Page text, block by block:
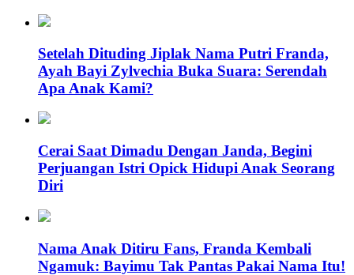
Setelah Dituding Jiplak Nama Putri Franda,
Ayah Bayi Zylvechia Buka Suara: Serendah
Apa Anak Kami?
Cerai Saat Dimadu Dengan Janda, Begini
Perjuangan Istri Opick Hidupi Anak Seorang
Diri
Nama Anak Ditiru Fans, Franda Kembali
Ngamuk: Bayimu Tak Pantas Pakai Nama Itu!